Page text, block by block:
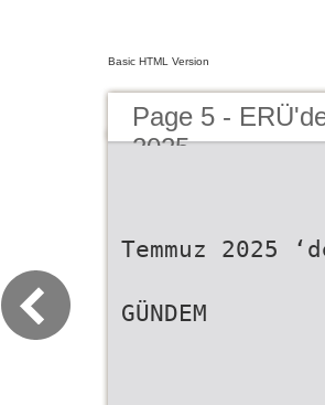
Basic HTML Version
Page 5 -
2025
Temmuz 2025
GÜNDEM